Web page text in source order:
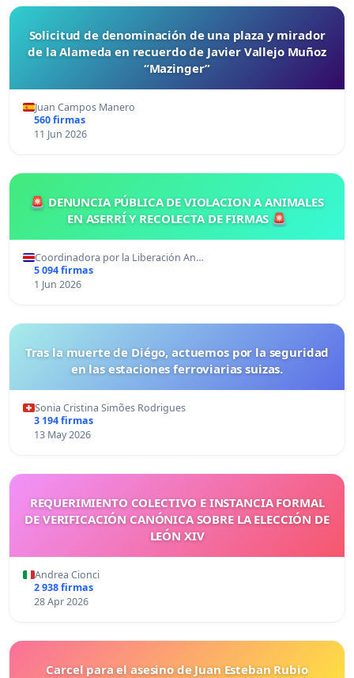
Solicitud de denominación de una plaza y mirador
de la Alameda en recuerdo de Javier Vallejo Muñoz
“Mazinger”
Juan Campos Manero
560 firmas
11 Jun 2026
🚨 DENUNCIA PÚBLICA DE VIOLACION A ANIMALES
EN ASERRÍ Y RECOLECTA DE FIRMAS 🚨
Coordinadora por la Liberación An…
5 094 firmas
1 Jun 2026
Tras la muerte de Diégo, actuemos por la seguridad
en las estaciones ferroviarias suizas.
Sonia Cristina Simões Rodrigues
3 194 firmas
13 May 2026
REQUERIMIENTO COLECTIVO E INSTANCIA FORMAL
DE VERIFICACIÓN CANÓNICA SOBRE LA ELECCIÓN DE
LEÓN XIV
Andrea Cionci
2 938 firmas
28 Apr 2026
Carcel para el asesino de Juan Esteban Rubio